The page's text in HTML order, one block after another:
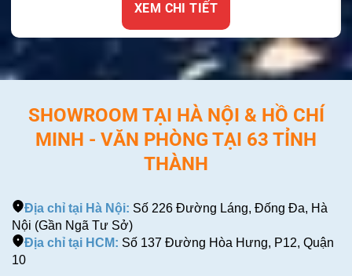
XEM CHI TIẾT
SHOWROOM TẠI HÀ NỘI & HỒ CHÍ
MINH - VĂN PHÒNG TẠI 63 TỈNH
THÀNH
Địa chỉ tại Hà Nội: Số 226 Đường Láng, Đống Đa, Hà
Nội (Gần Ngã Tư Sở)
Địa chỉ tại HCM: Số 137 Đường Hòa Hưng, P12, Quận
10